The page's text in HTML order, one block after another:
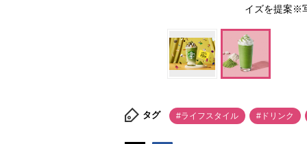
イズを提案※
タグ #ライフスタイル #ドリンク